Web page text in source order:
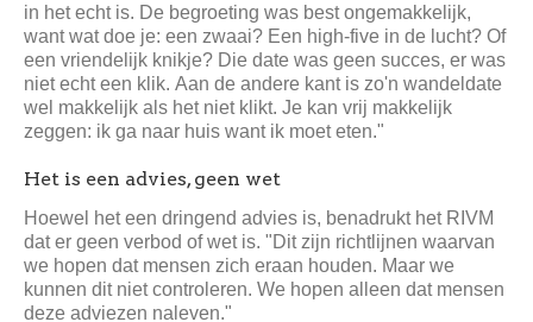
in het echt is. De begroeting was best ongemakkelijk,
want wat doe je: een zwaai? Een high-five in de lucht? Of
een vriendelijk knikje? Die date was geen succes, er was
niet echt een klik. Aan de andere kant is zo'n wandeldate
wel makkelijk als het niet klikt. Je kan vrij makkelijk
zeggen: ik ga naar huis want ik moet eten."
Het is een advies, geen wet
Hoewel het een dringend advies is, benadrukt het RIVM
dat er geen verbod of wet is. "Dit zijn richtlijnen waarvan
we hopen dat mensen zich eraan houden. Maar we
kunnen dit niet controleren. We hopen alleen dat mensen
deze adviezen naleven."